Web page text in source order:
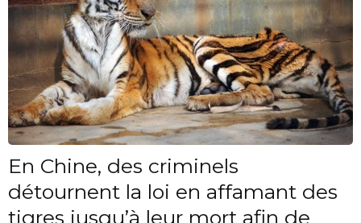
En Chine, des criminels
détournent la loi en affamant des
tigres jusqu’à leur mort afin de